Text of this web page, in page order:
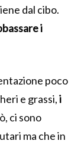
dal cibo.
i
poco
e grassi,i
ci sono
ma che in